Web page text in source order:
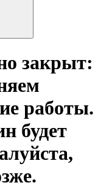
закрыт:
работы.
будет